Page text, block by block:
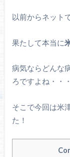
以前からネット
果たして本当に
病気ならどんな
ろですよね・・・
そこで今回は米
た！